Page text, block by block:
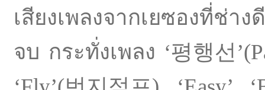
เสียงเพลงจากเยซองที่ช่า
จบ กระทั่งเพลง ‘평행선